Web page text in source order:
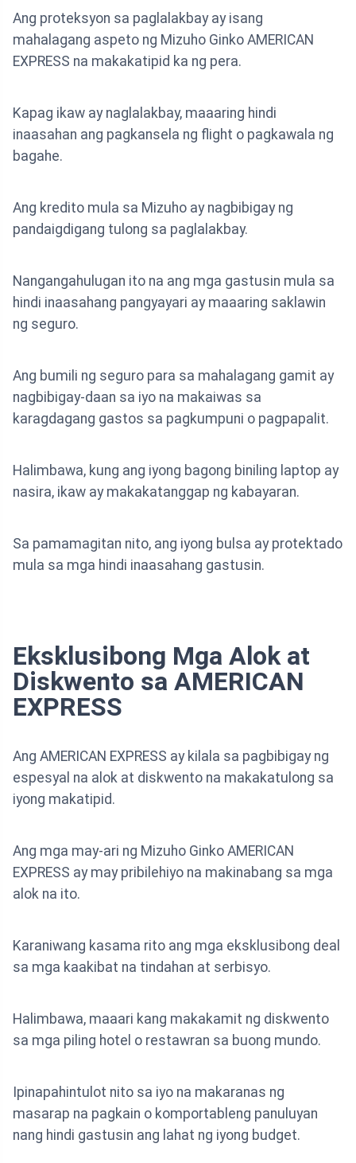
Ang proteksyon sa paglalakbay ay isang
mahalagang aspeto ng Mizuho Ginko AMERICAN
EXPRESS na makakatipid ka ng pera.
Kapag ikaw ay naglalakbay, maaaring hindi
inaasahan ang pagkansela ng flight o pagkawala ng
bagahe.
Ang kredito mula sa Mizuho ay nagbibigay ng
pandaigdigang tulong sa paglalakbay.
Nangangahulugan ito na ang mga gastusin mula sa
hindi inaasahang pangyayari ay maaaring saklawin
ng seguro.
Ang bumili ng seguro para sa mahalagang gamit ay
nagbibigay-daan sa iyo na makaiwas sa
karagdagang gastos sa pagkumpuni o pagpapalit.
Halimbawa, kung ang iyong bagong biniling laptop ay
nasira, ikaw ay makakatanggap ng kabayaran.
Sa pamamagitan nito, ang iyong bulsa ay protektado
mula sa mga hindi inaasahang gastusin.
Eksklusibong Mga Alok at
Diskwento sa AMERICAN
EXPRESS
Ang AMERICAN EXPRESS ay kilala sa pagbibigay ng
espesyal na alok at diskwento na makakatulong sa
iyong makatipid.
Ang mga may-ari ng Mizuho Ginko AMERICAN
EXPRESS ay may pribilehiyo na makinabang sa mga
alok na ito.
Karaniwang kasama rito ang mga eksklusibong deal
sa mga kaakibat na tindahan at serbisyo.
Halimbawa, maaari kang makakamit ng diskwento
sa mga piling hotel o restawran sa buong mundo.
Ipinapahintulot nito sa iyo na makaranas ng
masarap na pagkain o komportableng panuluyan
nang hindi gastusin ang lahat ng iyong budget.